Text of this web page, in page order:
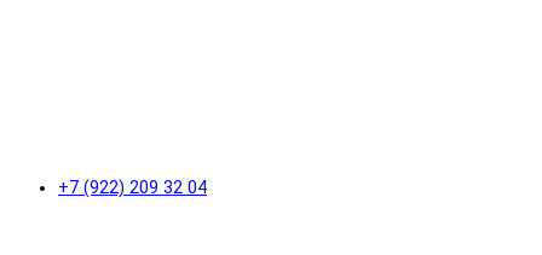
+7 (922) 209 32 04